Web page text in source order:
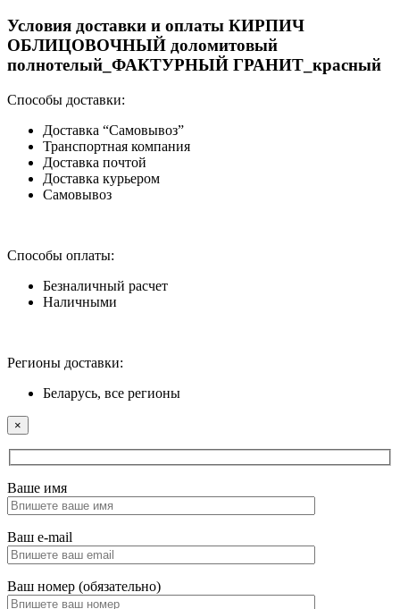
Условия доставки и оплаты КИРПИЧ
ОБЛИЦОВОЧНЫЙ доломитовый
полнотелый_ФАКТУРНЫЙ ГРАНИТ_красный
Способы доставки:
Доставка “Самовывоз”
Транспортная компания
Доставка почтой
Доставка курьером
Самовывоз
Способы оплаты:
Безналичный расчет
Наличными
Регионы доставки:
Беларусь, все регионы
×
Ваше имя
Ваш e-mail
Ваш номер (обязательно)